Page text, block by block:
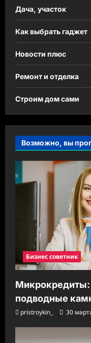
Дача, участок
Как выбрать гаджет
Новости плюс
Ремонт и отделка
Строим дом сами
Возможно, вы
Бизнес советник
подводные
pristroykin_ 30